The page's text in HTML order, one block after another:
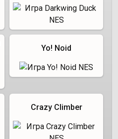
Yo! Noid
Crazy Climber